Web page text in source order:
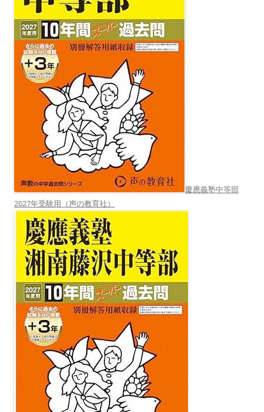
慶應義塾中等部
2027年受験用（声の教育社）